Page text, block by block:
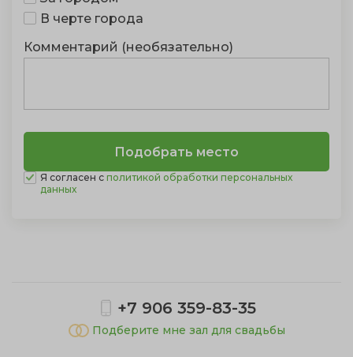
В черте города
Комментарий (необязательно)
Я согласен с политикой обработки персональных
данных
+7 906 359-83-35
Подберите мне зал для свадьбы